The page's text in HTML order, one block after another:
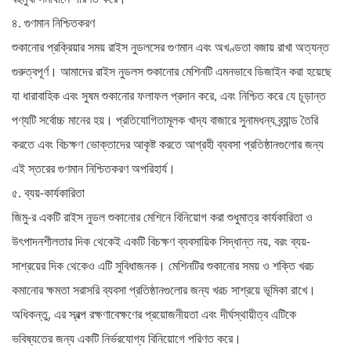
৪. গুণমান নিশ্চিতকরণ
শুকানোর প্রক্রিয়ার সময় রাইস নুডলসের গুণমান এবং অখণ্ডতা বজায় রাখা অত্যন্ত
গুরুত্বপূর্ণ। আমাদের রাইস নুডলস শুকানোর মেশিনটি এমনভাবে ডিজাইন করা হয়েছে
যা ধারাবাহিক এবং সুষম শুকানোর ফলাফল প্রদান করে, এবং নিশ্চিত করে যে চূড়ান্ত
পণ্যটি সর্বোচ্চ মানের হয়। প্রতিযোগিতামূলক খাদ্য বাজারে সুনামধন্য ব্র্যান্ড তৈরি
করতে এবং বিচক্ষণ ভোক্তাদের আকৃষ্ট করতে আগ্রহী ব্যবসা প্রতিষ্ঠানগুলোর জন্য
এই স্তরের গুণমান নিশ্চিতকরণ অপরিহার্য।
৫. ব্যয়-কার্যকারিতা
জিমু-র একটি রাইস নুডল শুকানোর মেশিনে বিনিয়োগ করা শুধুমাত্র কার্যকারিতা ও
উৎপাদনশীলতার দিক থেকেই একটি বিচক্ষণ ব্যবসায়িক সিদ্ধান্ত নয়, বরং ব্যয়-
সাশ্রয়ের দিক থেকেও এটি সুবিধাজনক। মেশিনটির শুকানোর সময় ও শক্তি খরচ
কমানোর ক্ষমতা সরাসরি ব্যবসা প্রতিষ্ঠানগুলোর জন্য খরচ সাশ্রয়ে ভূমিকা রাখে।
অধিকন্তু, এর স্বল্প রক্ষণাবেক্ষণের প্রয়োজনীয়তা এবং দীর্ঘস্থায়ীত্ব এটিকে
ভবিষ্যতের জন্য একটি নির্ভরযোগ্য বিনিয়োগে পরিণত করে।